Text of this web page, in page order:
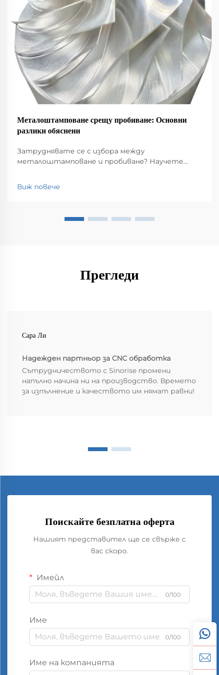
Металоштамповане срещу пробиване: Основни
разлики обяснени
Затруднявате се с избора между
металоштамповане и пробиване? Научете
разходите и сложността на дизайна – и кой
метод да изберете за производство в големи
Виж повече
Прегледи
Сара Ли
Надежден партньор за CNC обработка
Сътрудничеството с Sinorise промени
напълно начина ни на производство. Времето
за изпълнение и качеството им нямат равни!
Поискайте безплатна оферта
Нашият представител ще се свърже с
вас скоро.
Имейл
0/100
Име
0/100
Име на компанията